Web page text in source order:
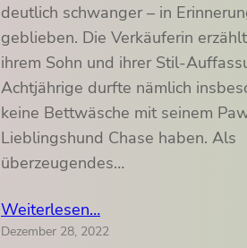
deutlich schwanger – in
geblieben. Die Verkäuferin
ihrem Sohn und ihrer Stil-
Achtjährige durfte nämlich
keine Bettwäsche mit seinem
Lieblingshund Chase haben. Als
überzeugendes…
Weiterlesen…
Dezember 28, 2022